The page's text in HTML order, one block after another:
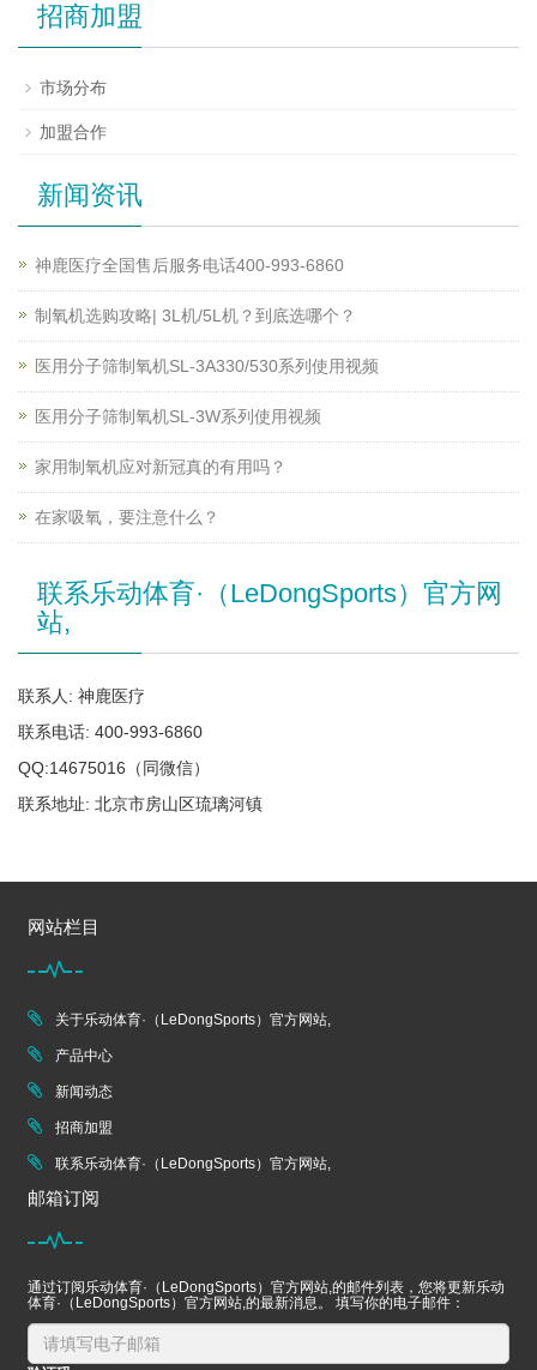
招商加盟
市场分布
加盟合作
新闻资讯
神鹿医疗全国售后服务电话400-993-6860
制氧机选购攻略| 3L机/5L机？到底选哪个？
医用分子筛制氧机SL-3A330/530系列使用视频
医用分子筛制氧机SL-3W系列使用视频
家用制氧机应对新冠真的有用吗？
在家吸氧，要注意什么？
联系乐动体育·（LeDongSports）官方网
站,
联系人: 神鹿医疗
联系电话: 400-993-6860
QQ:14675016（同微信）
联系地址: 北京市房山区琉璃河镇
网站栏目
关于乐动体育·（LeDongSports）官方网站,
产品中心
新闻动态
招商加盟
联系乐动体育·（LeDongSports）官方网站,
邮箱订阅
通过订阅乐动体育·（LeDongSports）官方网站,的邮件列表，您将更新乐动
体育·（LeDongSports）官方网站,的最新消息。 填写你的电子邮件：